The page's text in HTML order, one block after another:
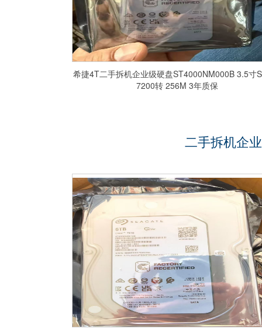
希捷4T二手拆机企业级硬盘ST4000NM000B 3.5寸
7200转 256M 3年质保
二手拆机企